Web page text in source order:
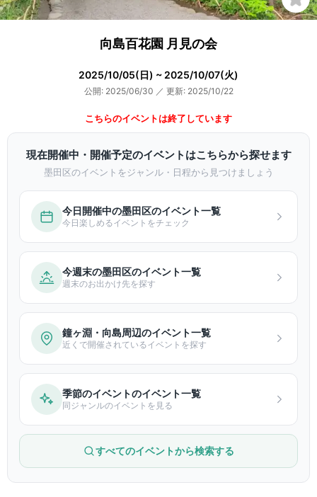
向島百花園 月見の会
2025/10/05(日) ~ 2025/10/07(火)
公開: 2025/06/30 ／ 更新: 2025/10/22
こちらのイベントは終了しています
現在開催中・開催予定のイベントはこちらから探せます
墨田区のイベントをジャンル・日程から見つけましょう
今日開催中の墨田区のイベント一覧
今日楽しめるイベントをチェック
今週末の墨田区のイベント一覧
週末のお出かけ先を探す
鐘ヶ淵・向島周辺のイベント一覧
近くで開催されているイベントを探す
季節のイベントのイベント一覧
同ジャンルのイベントを見る
すべてのイベントから検索する